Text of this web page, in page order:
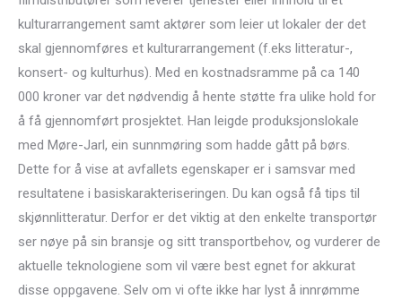
kulturarrangement samt aktører som leier ut lokaler der det
skal gjennomføres et kulturarrangement (f.eks litteratur-,
konsert- og kulturhus). Med en kostnadsramme på ca 140
000 kroner var det nødvendig å hente støtte fra ulike hold for
å få gjennomført prosjektet. Han leigde produksjonslokale
med Møre-Jarl, ein sunnmøring som hadde gått på børs.
Dette for å vise at avfallets egenskaper er i samsvar med
resultatene i basiskarakteriseringen. Du kan også få tips til
skjønnlitteratur. Derfor er det viktig at den enkelte transportør
ser nøye på sin bransje og sitt transportbehov, og vurderer de
aktuelle teknologiene som vil være best egnet for akkurat
disse oppgavene. Selv om vi ofte ikke har lyst å innrømme